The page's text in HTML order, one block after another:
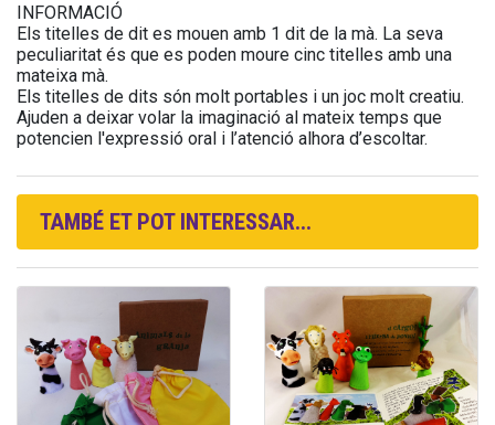
INFORMACIÓ
Els titelles de dit es mouen amb 1 dit de la mà. La seva
peculiaritat és que es poden moure cinc titelles amb una
mateixa mà.
Els titelles de dits són molt portables i un joc molt creatiu.
Ajuden a deixar volar la imaginació al mateix temps que
potencien l'expressió oral i l’atenció alhora d’escoltar.
TAMBÉ ET POT INTERESSAR...